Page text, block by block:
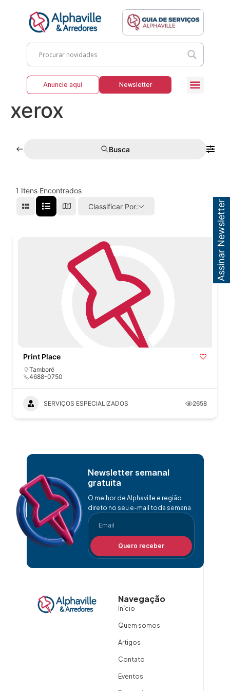
Anuncie aqui Newsletter
xerox
Busca
1 Itens Encontrados
Classificar Por:
Print Place
Tamboré
4688-0750
SERVIÇOS ESPECIALIZADOS 2658
Newsletter semanal
gratuita
O melhor de Alphaville e região
direto no seu e-mail toda semana
Quero receber
Navegação
Início
Quem somos
Artigos
Contato
Eventos
Assinar Newsletter